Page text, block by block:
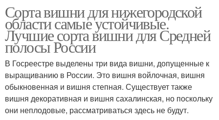
Сорта вишни для нижегородской
области самые устойчивые.
Лучшие сорта вишни для Средней
полосы России
В Госреестре выделены три вида вишни, допущенные к
выращиванию в России. Это вишня войлочная, вишня
обыкновенная и вишня степная. Существует также
вишня декоративная и вишня сахалинская, но поскольку
они неплодовые, рассматриваться здесь не будут.